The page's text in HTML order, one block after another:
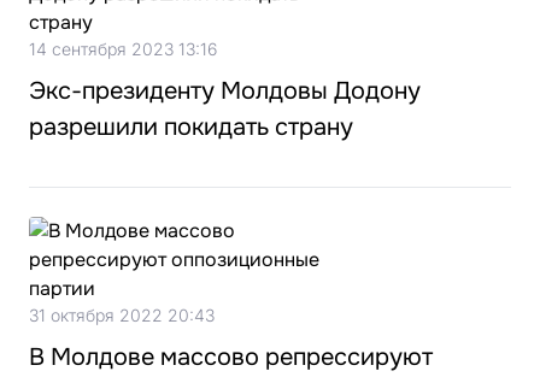
14 сентября 2023 13:16
Экс-президенту Молдовы Додону
разрешили покидать страну
31 октября 2022 20:43
В Молдове массово репрессируют